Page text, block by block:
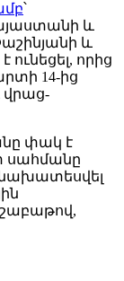
՝
և
և
որից
14-ից
վրաց-
փակ է
սահմանը
շաբաթով,